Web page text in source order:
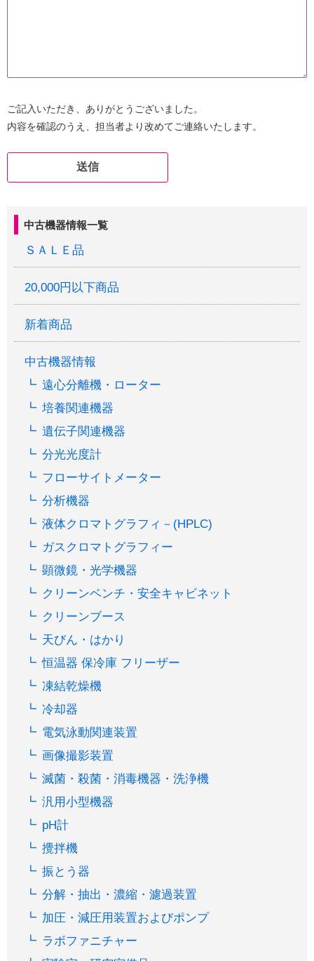
中古機器情報一覧
ＳＡＬＥ品
20,000円以下商品
新着商品
中古機器情報
遠心分離機・ローター
培養関連機器
遺伝子関連機器
分光光度計
フローサイトメーター
分析機器
液体クロマトグラフィ－(HPLC)
ガスクロマトグラフィー
顕微鏡・光学機器
クリーンベンチ・安全キャビネット
クリーンブース
天びん・はかり
恒温器 保冷庫 フリーザー
凍結乾燥機
冷却器
電気泳動関連装置
画像撮影装置
滅菌・殺菌・消毒機器・洗浄機
汎用小型機器
pH計
攪拌機
振とう器
分解・抽出・濃縮・濾過装置
加圧・減圧用装置およびポンプ
ラボファニチャー
ご記入いただき、ありがとうございました。
内容を確認のうえ、担当者より改めてご連絡いたします。